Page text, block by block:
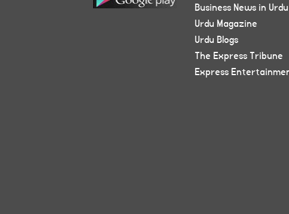
Business News in Urdu
Urdu Magazine
Urdu Blogs
The Express Tribune
Express